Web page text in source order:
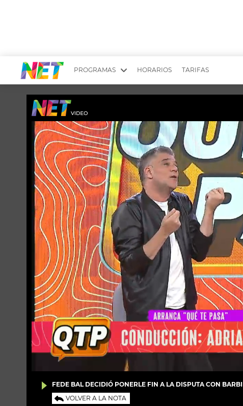
PROGRAMAS
YUYITO A LA TARDE
EMPRENDI2
LONGOBARDI
QUÉ TE PASA
EL OLIVO BLANCO
TU LUGAR IDEAL
CHICHE EN VIVO
DR. BEAUTY
EL SEÑOR DE LOS
ARGENTINOS X
ESTÉTICA 360 TV
CARAS Y NEGOCIOS
SCOUTING PARA
INTELEXIS TV
HORARIOS TARIFAS
FEDE BAL DECIDIÓ PONERLE FIN A LA DISPUTA CON
VOLVER A LA NOTA